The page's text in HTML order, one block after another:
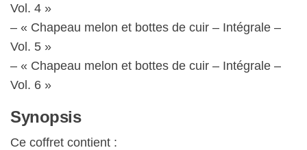
Vol. 4 »
– « Chapeau melon et bottes de cuir – Intégrale –
Vol. 5 »
– « Chapeau melon et bottes de cuir – Intégrale –
Vol. 6 »
Synopsis
Ce coffret contient :